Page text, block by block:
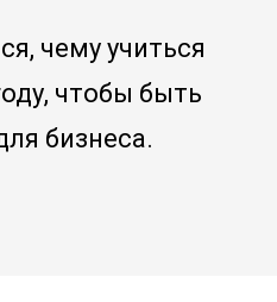
чему учиться
чтобы быть
бизнеса.